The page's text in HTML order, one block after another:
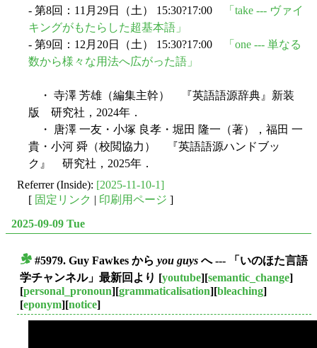
- 第8回：11月29日（土） 15:30?17:00
「take --- ヴァイ
キングがもたらした超基本語」
- 第9回：12月20日（土） 15:30?17:00
「one --- 単なる
数から様々な用法へ広がった語」
・ 寺澤 芳雄（編集主幹） 『英語語源辞典』新装
版 研究社，2024年．
・ 唐澤 一友・小塚 良孝・堀田 隆一（著），福田 一
貴・小河 舜（校閲協力） 『英語語源ハンドブッ
ク』 研究社，2025年．
Referrer (Inside): [2025-11-10-1]
[ 固定リンク | 印刷用ページ ]
2025-09-09 Tue
#5979. Guy Fawkes から you guys へ --- 「いのほた言語
学チャンネル」最新回より [youtube][semantic_change]
[personal_pronoun][grammaticalisation][bleaching]
[eponym][notice]